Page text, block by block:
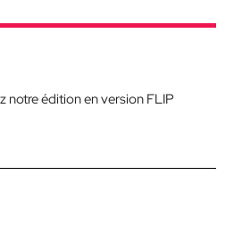
notre édition en version FLIP